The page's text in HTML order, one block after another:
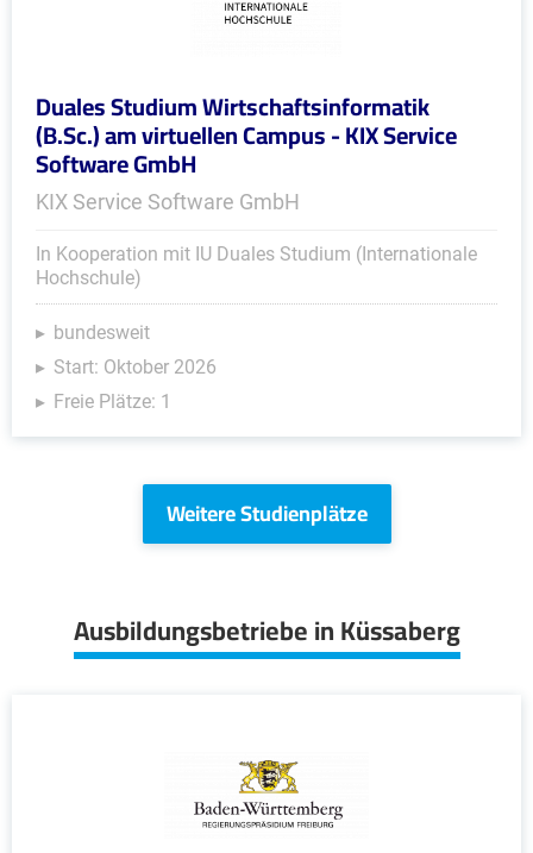
Duales Studium Wirtschaftsinformatik
(B.Sc.) am virtuellen Campus - KIX Service
Software GmbH
KIX Service Software GmbH
In Kooperation mit IU Duales Studium (Internationale
Hochschule)
bundesweit
Start: Oktober 2026
Freie Plätze: 1
Weitere Studienplätze
Ausbildungsbetriebe in Küssaberg